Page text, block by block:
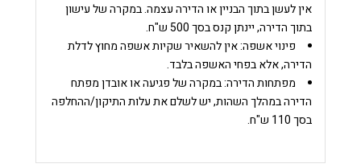
אין לעשן בתוך הבניין או הדירה עצמה. במקרה של עישון
בתוך הדירה, יינתן קנס בסך 500 ש"ח.
פינוי אשפה:אין להשאיר שקיות אשפה מחוץ לדלת
הדירה, אלא בפחי האשפה בלבד.
מפתחות הדירה:במקרה של פגיעה או אובדן מפתח
הדירה במהלך השהות, יש לשלם את עלות התיקון/ההחלפה
בסך 110 ש"ח.